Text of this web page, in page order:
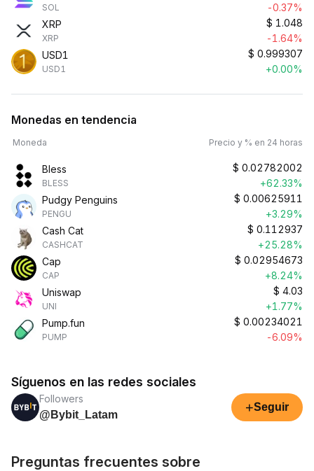
SOL
-0.37%
XRP
XRP
$ 1.048
-1.64%
USD1
USD1
$ 0.999307
+0.00%
Monedas en tendencia
Moneda Precio y % en 24 horas
Bless
BLESS
$ 0.02782002
+62.33%
Pudgy Penguins
PENGU
$ 0.00625911
+3.29%
Cash Cat
CASHCAT
$ 0.112937
+25.28%
Cap
CAP
$ 0.02954673
+8.24%
Uniswap
UNI
$ 4.03
+1.77%
Pump.fun
PUMP
$ 0.00234021
-6.09%
Síguenos en las redes sociales
Followers
@Bybit_Latam
+Seguir
Preguntas frecuentes sobre